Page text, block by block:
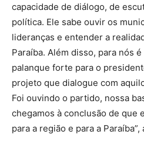
capacidade de diálogo, de
política. Ele sabe ouvir os
lideranças e entender a
Paraíba. Além disso, para nós
palanque forte para o
projeto que dialogue com
Foi ouvindo o partido, nossa
chegamos à conclusão de que
para a região e para a